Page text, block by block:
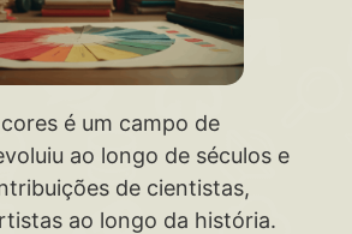
é um campo de
ao longo de séculos e
de cientistas,
ao longo da história.